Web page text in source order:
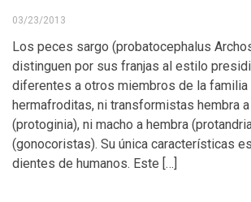
03/23/2013
Los peces sargo (probatocephalus
distinguen por sus franjas al estilo
diferentes a otros miembros de la familia
hermafroditas, ni transformistas hembra a
(protoginia), ni macho a hembra
(gonocoristas). Su única características
dientes de humanos. Este […]